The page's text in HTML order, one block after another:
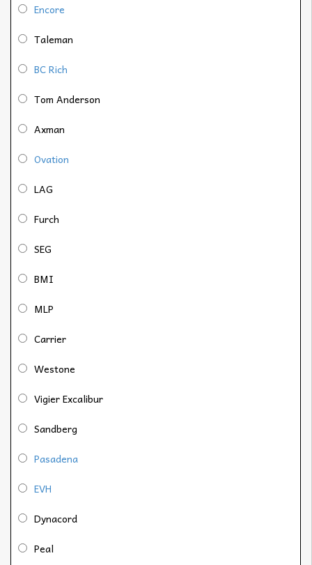
Encore
Taleman
BC Rich
Tom Anderson
Axman
Ovation
LAG
Furch
SEG
BMI
MLP
Carrier
Westone
Vigier Excalibur
Sandberg
Pasadena
EVH
Dynacord
Peal